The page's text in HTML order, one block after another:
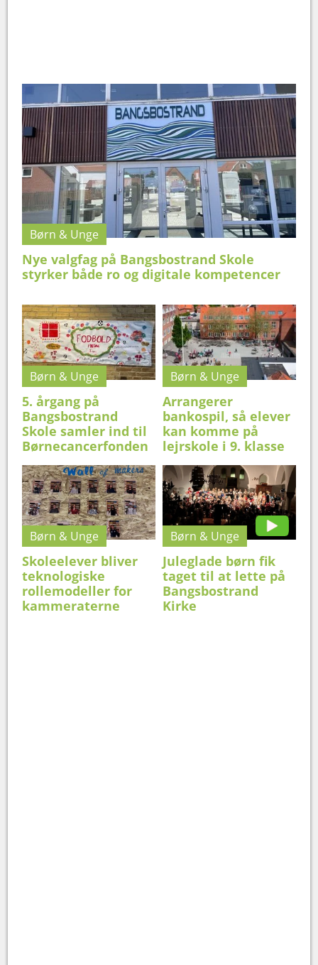
Børn & Unge
Nye valgfag på Bangsbostrand Skole
styrker både ro og digitale kompetencer
Børn & Unge
5. årgang på
Bangsbostrand
Skole samler ind til
Børnecancerfonden
Børn & Unge
Arrangerer
bankospil, så elever
kan komme på
lejrskole i 9. klasse
Børn & Unge
Skoleelever bliver
teknologiske
rollemodeller for
kammeraterne
Børn & Unge
Juleglade børn fik
taget til at lette på
Bangsbostrand
Kirke